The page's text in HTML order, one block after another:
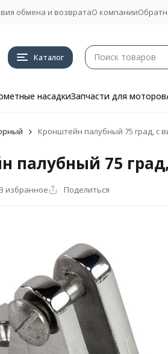
обмена и возвратаО компании
Каталог
насадкиЗапчасти для моторов
Кронштейн палубный 75 град, с
палубный 75
В избранное Поделиться